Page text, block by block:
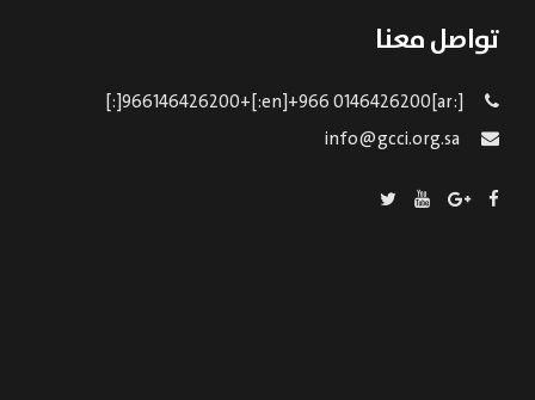
تواصل معنا
[:ar]966146426200+[:en]+966 0146426200[:]